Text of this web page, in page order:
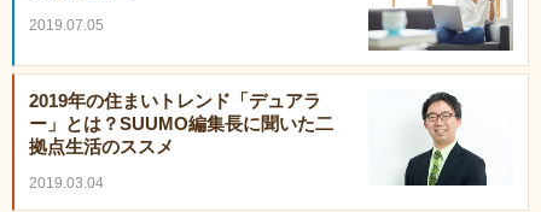
2019.07.05
2019年の住まいトレンド「デュアラ
ー」とは？SUUMO編集長に聞いた二
拠点生活のススメ
2019.03.04